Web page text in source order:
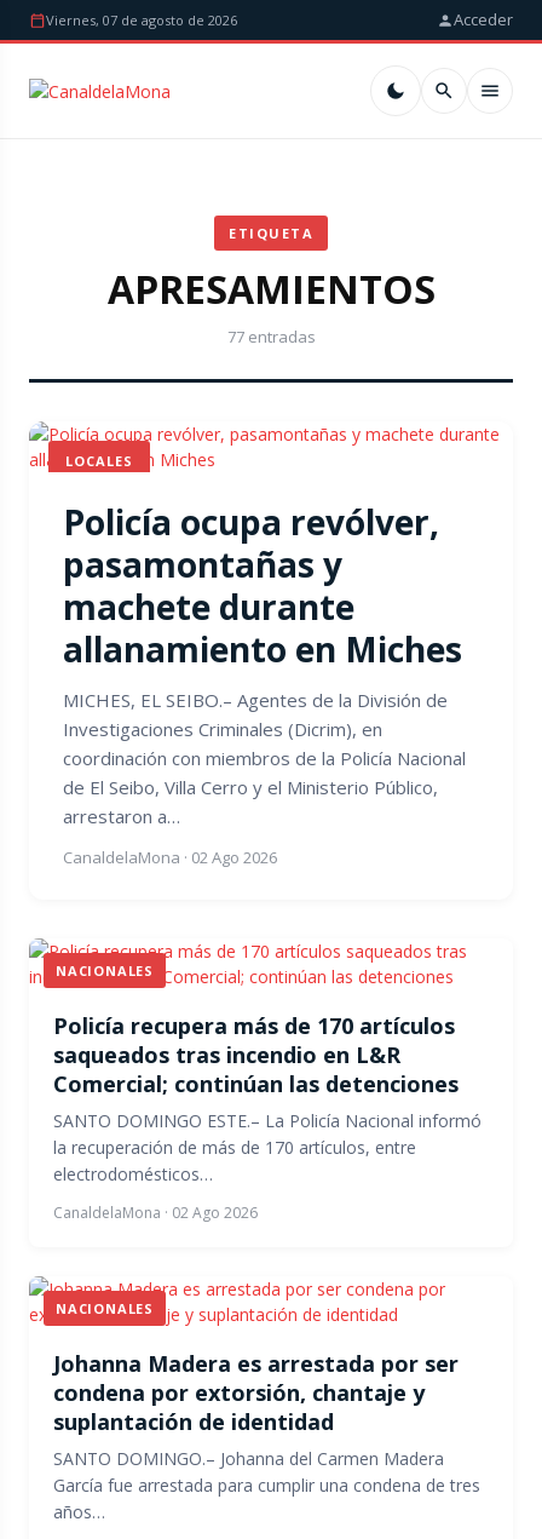
Viernes, 07 de agosto de 2026 Acceder
ETIQUETA
APRESAMIENTOS
77 entradas
LOCALES
Policía ocupa revólver,
pasamontañas y
machete durante
allanamiento en Miches
MICHES, EL SEIBO.– Agentes de la División de
Investigaciones Criminales (Dicrim), en
coordinación con miembros de la Policía Nacional
de El Seibo, Villa Cerro y el Ministerio Público,
arrestaron a…
CanaldelaMona · 02 Ago 2026
NACIONALES
Policía recupera más de 170 artículos
saqueados tras incendio en L&R
Comercial; continúan las detenciones
SANTO DOMINGO ESTE.– La Policía Nacional informó
la recuperación de más de 170 artículos, entre
electrodomésticos…
CanaldelaMona · 02 Ago 2026
NACIONALES
Johanna Madera es arrestada por ser
condena por extorsión, chantaje y
suplantación de identidad
SANTO DOMINGO.– Johanna del Carmen Madera
García fue arrestada para cumplir una condena de tres
años…